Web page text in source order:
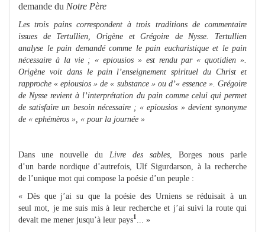
demande du Notre Père
Les trois pains correspondent à trois traditions de commentaire
issues de Tertullien, Origène et Grégoire de Nysse. Tertullien
analyse le pain demandé comme le pain eucharistique et le pain
nécessaire à la vie ; «epiousios » est rendu par «quotidien ».
Origène voit dans le pain l’enseignement spirituel du Christ et
rapproche «epiousios » de « substance» ou d’« essence». Grégoire
de Nysse revient à l’interprétation du pain comme celui qui permet
de satisfaire un besoin nécessaire ; «epiousios » devient synonyme
de « ephémèros », « pour la journée »
Dans une nouvelle du Livre des sables , Borges nous parle
d’un barde nordique d’autrefois, Ulf Sigurdarson, à la recherche
de l’unique mot qui compose la poésie d’un peuple :
« Dès que j’ai su que la poésie des Urniens se réduisait à un
seul mot, je me suis mis à leur recherche et j’ai suivi la route qui
devait me mener jusqu’à leur pays1
... »